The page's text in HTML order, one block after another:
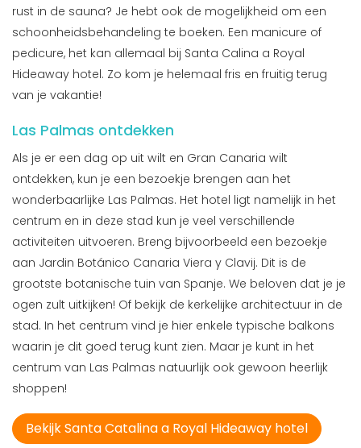
rust in de sauna? Je hebt ook de mogelijkheid om een
schoonheidsbehandeling te boeken. Een manicure of
pedicure, het kan allemaal bij Santa Calina a Royal
Hideaway hotel. Zo kom je helemaal fris en fruitig terug
van je vakantie!
Las Palmas ontdekken
Als je er een dag op uit wilt en Gran Canaria wilt
ontdekken, kun je een bezoekje brengen aan het
wonderbaarlijke Las Palmas. Het hotel ligt namelijk in het
centrum en in deze stad kun je veel verschillende
activiteiten uitvoeren. Breng bijvoorbeeld een bezoekje
aan Jardin Botánico Canaria Viera y Clavij. Dit is de
grootste botanische tuin van Spanje. We beloven dat je je
ogen zult uitkijken! Of bekijk de kerkelijke architectuur in de
stad. In het centrum vind je hier enkele typische balkons
waarin je dit goed terug kunt zien. Maar je kunt in het
centrum van Las Palmas natuurlijk ook gewoon heerlijk
shoppen!
Bekijk Santa Catalina a Royal Hideaway hotel